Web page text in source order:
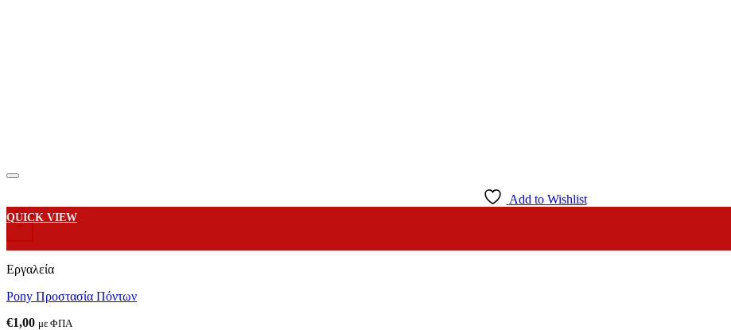
Add to Wishlist
+
QUICK VIEW
Εργαλεία
Pony Προστασία Πόντων
€1,00 με ΦΠΑ